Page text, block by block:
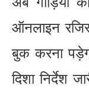
ऑनलाइन
बुक करना
दिशा निर्देश